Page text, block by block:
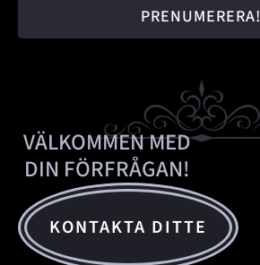
VÄLKOMMEN MED
DIN FÖRFRÅGAN!
KONTAKTA DITTE
PRENUMERERA!